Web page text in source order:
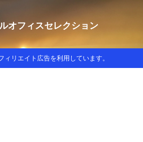
オフィスセレクション
リエイト広告を利用しています。